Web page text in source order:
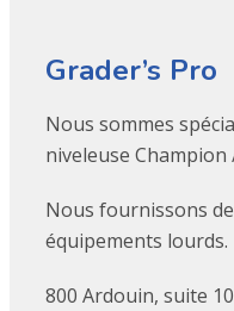
Grader’s Pro
Nous sommes
niveleuse Champion
Nous fournissons
équipements lourds.
800 Ardouin, suite